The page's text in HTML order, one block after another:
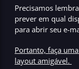
Precisamos
prever em qual
para abrir seu e-
Portanto, faça
layout amigável.